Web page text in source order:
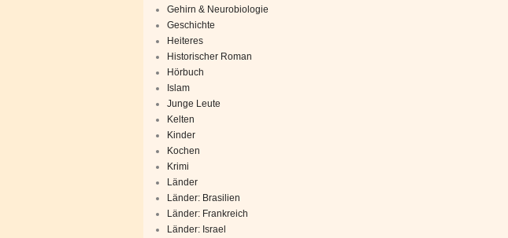
Gehirn & Neurobiologie
Geschichte
Heiteres
Historischer Roman
Hörbuch
Islam
Junge Leute
Kelten
Kinder
Kochen
Krimi
Länder
Länder: Brasilien
Länder: Frankreich
Länder: Israel